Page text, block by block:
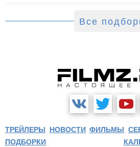
Все
ТРЕЙЛЕРЫ НОВОСТИ ФИЛЬМЫ
ПОДБОРКИ